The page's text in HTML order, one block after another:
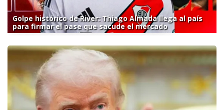
Golpe histórico de River: Thiago Almada llega al país
para firmar el pase que sacude el mercado